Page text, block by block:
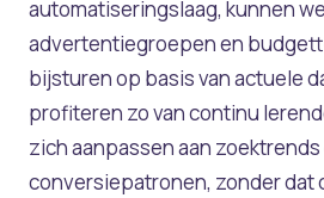
automatiseringslaag, kunnen
advertentiegroepen en
bijsturen op basis van actuele
profiteren zo van continu
zich aanpassen aan zoektrends
conversiepatronen, zonder dat